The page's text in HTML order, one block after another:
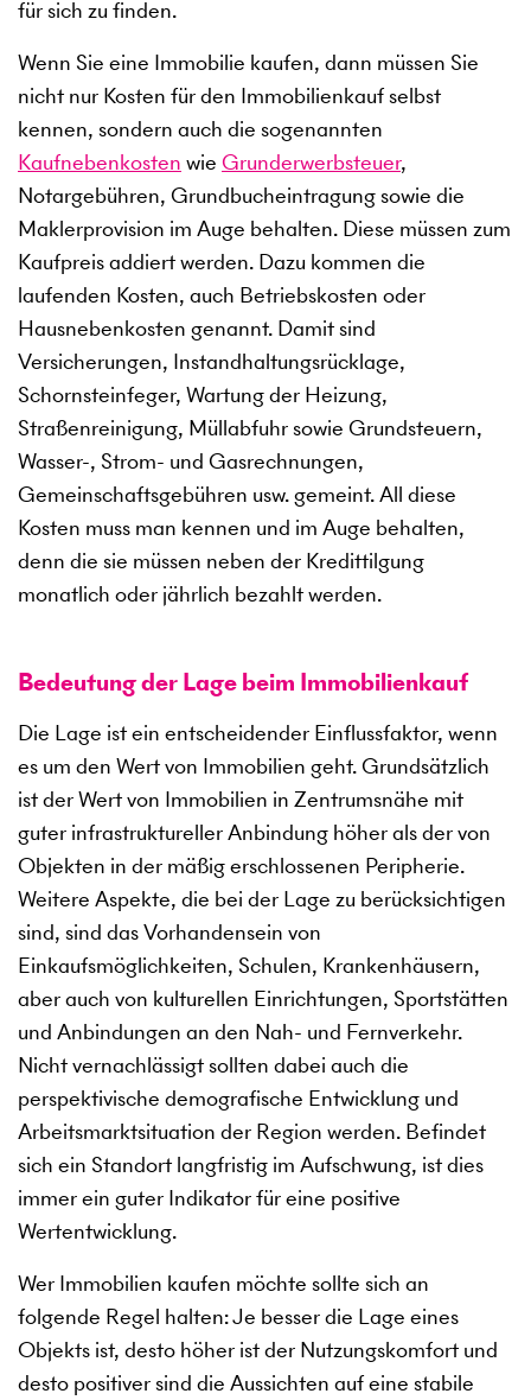
für sich zu finden.
Wenn Sie eine Immobilie kaufen, dann müssen Sie
nicht nur Kosten für den Immobilienkauf selbst
kennen, sondern auch die sogenannten
Kaufnebenkosten wie Grunderwerbsteuer,
Notargebühren, Grundbucheintragung sowie die
Maklerprovision im Auge behalten. Diese müssen zum
Kaufpreis addiert werden. Dazu kommen die
laufenden Kosten, auch Betriebskosten oder
Hausnebenkosten genannt. Damit sind
Versicherungen, Instandhaltungsrücklage,
Schornsteinfeger, Wartung der Heizung,
Straßenreinigung, Müllabfuhr sowie Grundsteuern,
Wasser-, Strom- und Gasrechnungen,
Gemeinschaftsgebühren usw. gemeint. All diese
Kosten muss man kennen und im Auge behalten,
denn die sie müssen neben der Kredittilgung
monatlich oder jährlich bezahlt werden.
Bedeutung der Lage beim Immobilienkauf
Die Lage ist ein entscheidender Einflussfaktor, wenn
es um den Wert von Immobilien geht. Grundsätzlich
ist der Wert von Immobilien in Zentrumsnähe mit
guter infrastruktureller Anbindung höher als der von
Objekten in der mäßig erschlossenen Peripherie.
Weitere Aspekte, die bei der Lage zu berücksichtigen
sind, sind das Vorhandensein von
Einkaufsmöglichkeiten, Schulen, Krankenhäusern,
aber auch von kulturellen Einrichtungen, Sportstätten
und Anbindungen an den Nah- und Fernverkehr.
Nicht vernachlässigt sollten dabei auch die
perspektivische demografische Entwicklung und
Arbeitsmarktsituation der Region werden. Befindet
sich ein Standort langfristig im Aufschwung, ist dies
immer ein guter Indikator für eine positive
Wertentwicklung.
Wer Immobilien kaufen möchte sollte sich an
folgende Regel halten: Je besser die Lage eines
Objekts ist, desto höher ist der Nutzungskomfort und
desto positiver sind die Aussichten auf eine stabile